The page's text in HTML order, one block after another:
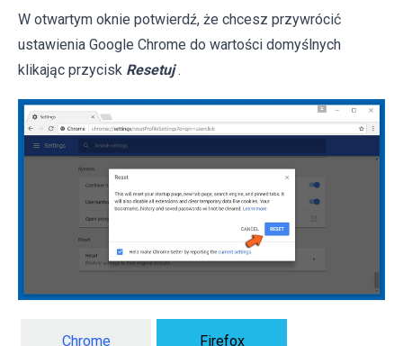
W otwartym oknie potwierdź, że chcesz przywrócić
ustawienia Google Chrome do wartości domyślnych
klikając przycisk Resetuj .
Chrome Firefox